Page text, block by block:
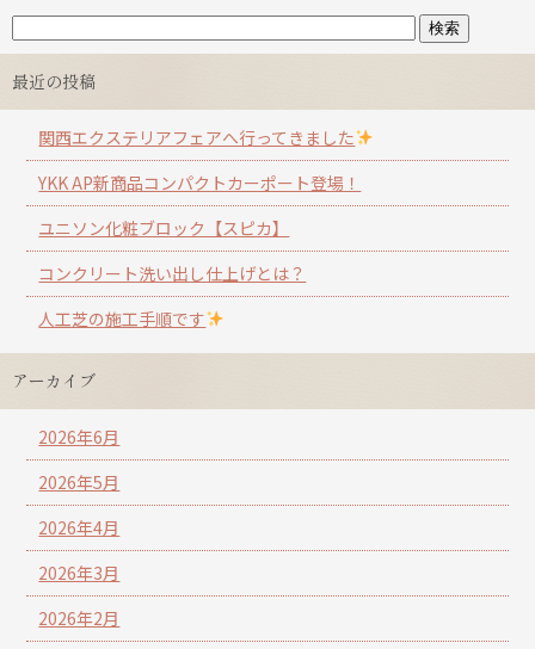
最近の投稿
関西エクステリアフェアへ行ってきました
YKK AP新商品コンパクトカーポート登場！
ユニソン化粧ブロック【スピカ】
コンクリート洗い出し仕上げとは？
人工芝の施工手順です
アーカイブ
2026年6月
2026年5月
2026年4月
2026年3月
2026年2月